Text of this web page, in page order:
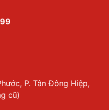
P. Tân Đông Hiệp,
cũ)